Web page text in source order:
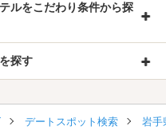
ルをこだわり条件から探
探す
デートスポット検索 岩手